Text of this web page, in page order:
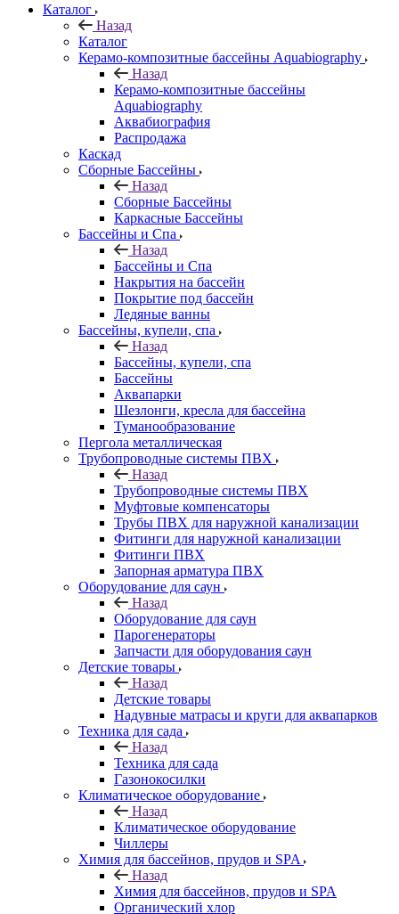
Каталог
Назад
Каталог
Керамо-композитные бассейны Aquabiography
Назад
Керамо-композитные бассейны
Aquabiography
Аквабиография
Распродажа
Каскад
Сборные Бассейны
Назад
Сборные Бассейны
Каркасные Бассейны
Бассейны и Спа
Назад
Бассейны и Спа
Накрытия на бассейн
Покрытие под бассейн
Ледяные ванны
Бассейны, купели, спа
Назад
Бассейны, купели, спа
Бассейны
Аквапарки
Шезлонги, кресла для бассейна
Туманообразование
Пергола металлическая
Трубопроводные системы ПВХ
Назад
Трубопроводные системы ПВХ
Муфтовые компенсаторы
Трубы ПВХ для наружной канализации
Фитинги для наружной канализации
Фитинги ПВХ
Запорная арматура ПВХ
Оборудование для саун
Назад
Оборудование для саун
Парогенераторы
Запчасти для оборудования саун
Детские товары
Назад
Детские товары
Надувные матрасы и круги для аквапарков
Техника для сада
Назад
Техника для сада
Газонокосилки
Климатическое оборудование
Назад
Климатическое оборудование
Чиллеры
Химия для бассейнов, прудов и SPA
Назад
Химия для бассейнов, прудов и SPA
Органический хлор